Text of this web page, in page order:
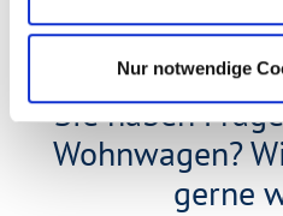
Nur notwendige
Sie haben
Wohnwagen?
gerne